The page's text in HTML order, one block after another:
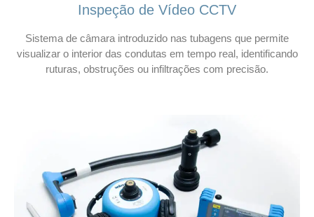
Inspeção de Vídeo CCTV
Sistema de câmara introduzido nas tubagens que permite
visualizar o interior das condutas em tempo real, identificando
ruturas, obstruções ou infiltrações com precisão.